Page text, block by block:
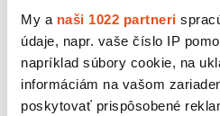
My a naši 1022 partneri
údaje, napr. vaše číslo IP
napríklad súbory cookie, na
informáciám na vašom
poskytovať prispôsobené